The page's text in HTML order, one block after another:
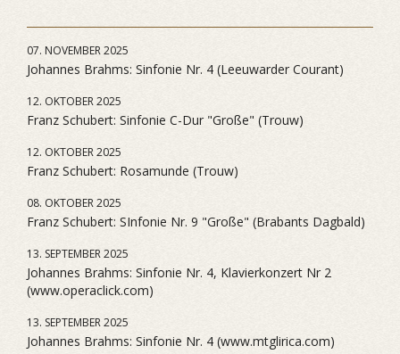
07. NOVEMBER 2025
Johannes Brahms: Sinfonie Nr. 4 (Leeuwarder Courant)
12. OKTOBER 2025
Franz Schubert: Sinfonie C-Dur "Große" (Trouw)
12. OKTOBER 2025
Franz Schubert: Rosamunde (Trouw)
08. OKTOBER 2025
Franz Schubert: SInfonie Nr. 9 "Große" (Brabants Dagbald)
13. SEPTEMBER 2025
Johannes Brahms: Sinfonie Nr. 4, Klavierkonzert Nr 2
(www.operaclick.com)
13. SEPTEMBER 2025
Johannes Brahms: Sinfonie Nr. 4 (www.mtglirica.com)